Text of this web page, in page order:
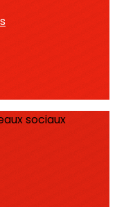
sociaux